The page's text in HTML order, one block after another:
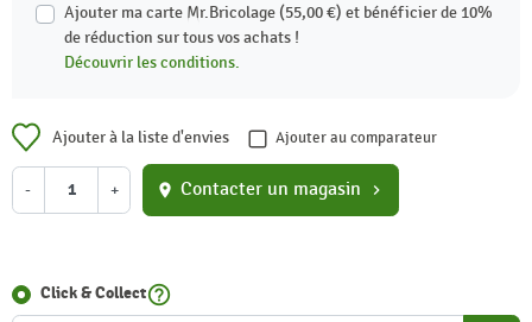
Ajouter ma carte Mr.Bricolage (55,00 €) et bénéficier de 10%
de réduction sur tous vos achats !
Découvrir les conditions.
Ajouter à la liste d'envies Ajouter au comparateur
- + location_on Contacter un magasin chevron_right
Click & Collecthelp_outline